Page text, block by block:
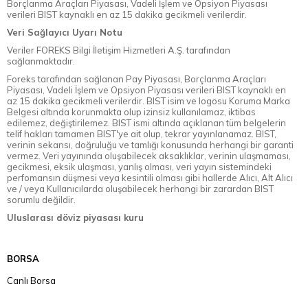
Borçlanma Araçları Piyasası, Vadeli İşlem ve Opsiyon Piyasası
verileri BIST kaynaklı en az 15 dakika gecikmeli verilerdir.
Veri Sağlayıcı Uyarı Notu
Veriler FOREKS Bilgi İletişim Hizmetleri A.Ş. tarafından
sağlanmaktadır.
Foreks tarafından sağlanan Pay Piyasası, Borçlanma Araçları
Piyasası, Vadeli İşlem ve Opsiyon Piyasası verileri BIST kaynaklı en
az 15 dakika gecikmeli verilerdir. BIST isim ve logosu Koruma Marka
Belgesi altında korunmakta olup izinsiz kullanılamaz, iktibas
edilemez, değiştirilemez. BIST ismi altında açıklanan tüm belgelerin
telif hakları tamamen BIST'ye ait olup, tekrar yayınlanamaz. BIST,
verinin sekansı, doğruluğu ve tamlığı konusunda herhangi bir garanti
vermez. Veri yayınında oluşabilecek aksaklıklar, verinin ulaşmaması,
gecikmesi, eksik ulaşması, yanlış olması, veri yayın sistemindeki
perfomansın düşmesi veya kesintili olması gibi hallerde Alıcı, Alt Alıcı
ve / veya Kullanıcılarda oluşabilecek herhangi bir zarardan BIST
sorumlu değildir.
Uluslarası döviz piyasası kuru
BORSA
Canlı Borsa